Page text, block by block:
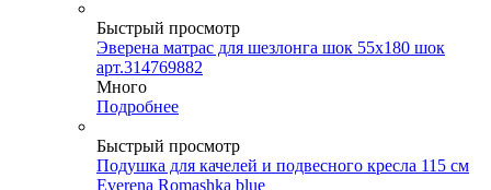
Быстрый просмотр
Эверена матрас для шезлонга шок 55х180 шок
арт.314769882
Много
Подробнее
Быстрый просмотр
Подушка для качелей и подвесного кресла 115 см
Everena Romashka blue